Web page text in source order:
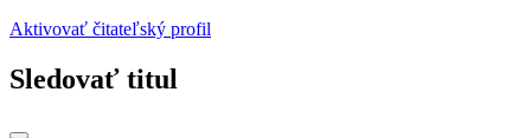
Aktivovať čitateľský profil
Sledovať titul